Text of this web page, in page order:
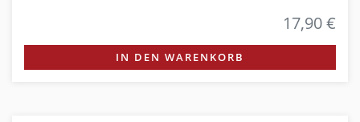
17,90 €
IN DEN WARENKORB